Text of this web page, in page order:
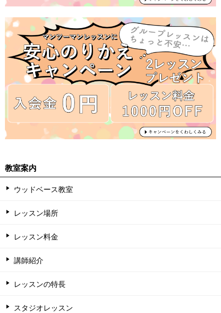
教室案内
ウッドベース教室
レッスン場所
レッスン料金
講師紹介
レッスンの特長
スタジオレッスン